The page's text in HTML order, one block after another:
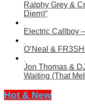
Ralphy Grey &
Diem)“
Electric Callboy
O’Neal &
Jon Thomas &
Waiting (That
Hot & New